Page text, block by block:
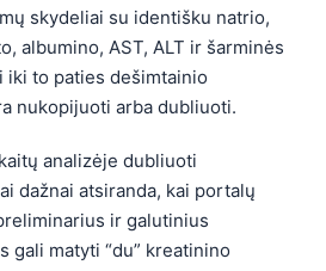
skydeliai su identišku natrio,
albumino, AST, ALT ir šarminės
iki to paties dešimtainio
nukopijuoti arba dubliuoti.
analizėje dubliuoti
dažnai atsiranda, kai portalų
ir galutinius
gali matyti “du” kreatinino